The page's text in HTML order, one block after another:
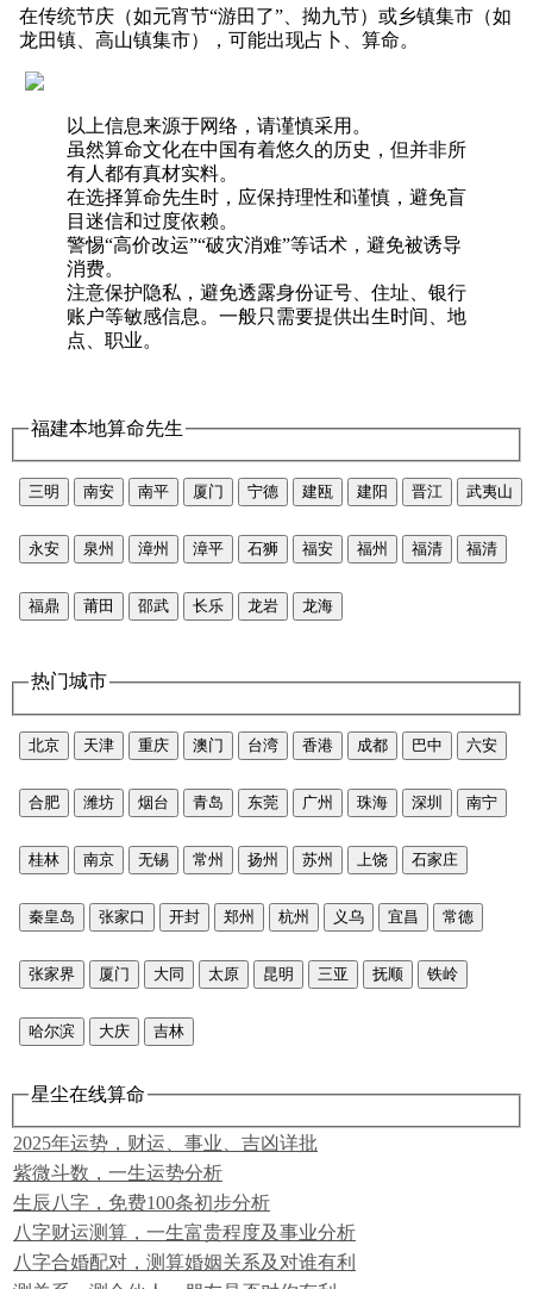
在传统节庆（如元宵节“游田了”、拗九节）或乡镇集市（如
龙田镇、高山镇集市），可能出现占卜、算命。
以上信息来源于网络，请谨慎采用。
虽然算命文化在中国有着悠久的历史，但并非所
有人都有真材实料。
在选择算命先生时，应保持理性和谨慎，避免盲
目迷信和过度依赖。
警惕“高价改运”“破灾消难”等话术，避免被诱导
消费。
注意保护隐私，避免透露身份证号、住址、银行
账户等敏感信息。一般只需要提供出生时间、地
点、职业。
福建本地算命先生
三明 南安 南平 厦门 宁德 建瓯 建阳 晋江 武夷山
永安 泉州 漳州 漳平 石狮 福安 福州 福清 福清
福鼎 莆田 邵武 长乐 龙岩 龙海
热门城市
北京 天津 重庆 澳门 台湾 香港 成都 巴中 六安
合肥 潍坊 烟台 青岛 东莞 广州 珠海 深圳 南宁
桂林 南京 无锡 常州 扬州 苏州 上饶 石家庄
秦皇岛 张家口 开封 郑州 杭州 义乌 宜昌 常德
张家界 厦门 大同 太原 昆明 三亚 抚顺 铁岭
哈尔滨 大庆 吉林
星尘在线算命
2025年运势，财运、事业、吉凶详批
紫微斗数，一生运势分析
生辰八字，免费100条初步分析
八字财运测算，一生富贵程度及事业分析
八字合婚配对，测算婚姻关系及对谁有利